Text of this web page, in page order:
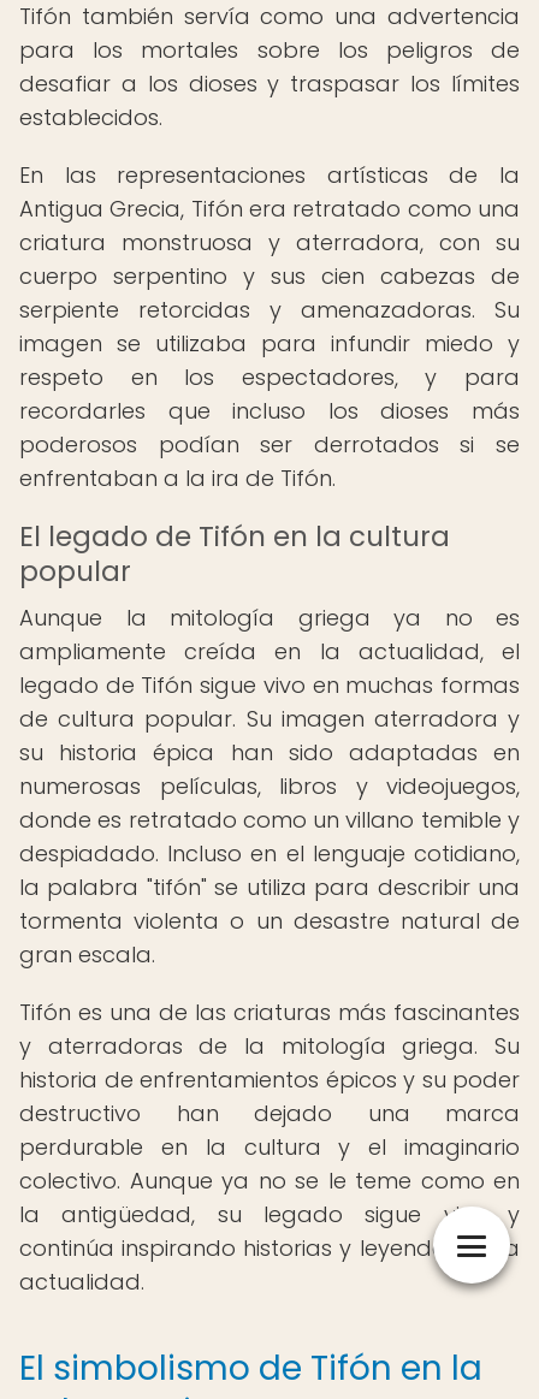
Tifón también servía como una advertencia
para los mortales sobre los peligros de
desafiar a los dioses y traspasar los límites
establecidos.
En las representaciones artísticas de la
Antigua Grecia, Tifón era retratado como una
criatura monstruosa y aterradora, con su
cuerpo serpentino y sus cien cabezas de
serpiente retorcidas y amenazadoras. Su
imagen se utilizaba para infundir miedo y
respeto en los espectadores, y para
recordarles que incluso los dioses más
poderosos podían ser derrotados si se
enfrentaban a la ira de Tifón.
El legado de Tifón en la cultura
popular
Aunque la mitología griega ya no es
ampliamente creída en la actualidad, el
legado de Tifón sigue vivo en muchas formas
de cultura popular. Su imagen aterradora y
su historia épica han sido adaptadas en
numerosas películas, libros y videojuegos,
donde es retratado como un villano temible y
despiadado. Incluso en el lenguaje cotidiano,
la palabra "tifón" se utiliza para describir una
tormenta violenta o un desastre natural de
gran escala.
Tifón es una de las criaturas más fascinantes
y aterradoras de la mitología griega. Su
historia de enfrentamientos épicos y su poder
destructivo han dejado una marca
perdurable en la cultura y el imaginario
colectivo. Aunque ya no se le teme como en
la antigüedad, su legado sigue vivo y
continúa inspirando historias y leyendas en la
actualidad.
El simbolismo de Tifón en la